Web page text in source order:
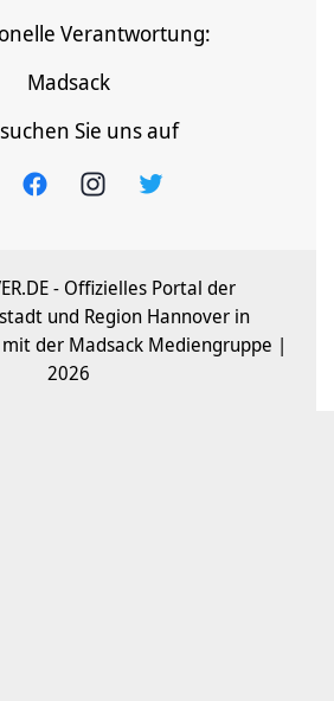
Verantwortung:
Madsack
Sie uns auf
- Offizielles Portal der
und Region Hannover in
der Madsack Mediengruppe |
2026